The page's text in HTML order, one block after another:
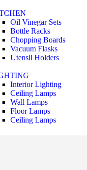
Oil Vinegar Sets
Bottle Racks
Chopping Boards
Vacuum Flasks
Utensil Holders
Interior Lighting
Ceiling Lamps
Wall Lamps
Floor Lamps
Ceiling Lamps